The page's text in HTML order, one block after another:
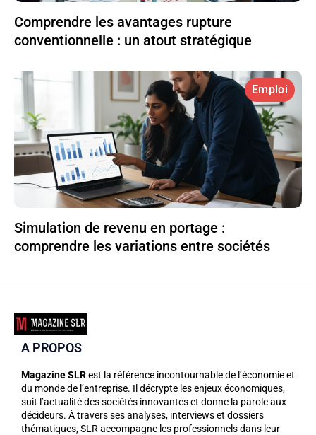
Comprendre les avantages rupture
conventionnelle : un atout stratégique
Emploi
Simulation de revenu en portage :
comprendre les variations entre sociétés
A PROPOS
Magazine SLRest la référence incontournable de l’économie et
du monde de l’entreprise. Il décrypte les enjeux économiques,
suit l’actualité des sociétés innovantes et donne la parole aux
décideurs. À travers ses analyses, interviews et dossiers
thématiques, SLR accompagne les professionnels dans leur